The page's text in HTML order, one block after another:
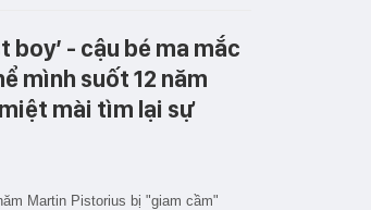
boy’ - cậu bé ma mắc
mình suốt 12 năm
mài tìm lại sự
Martin Pistorius bị "giam cầm"